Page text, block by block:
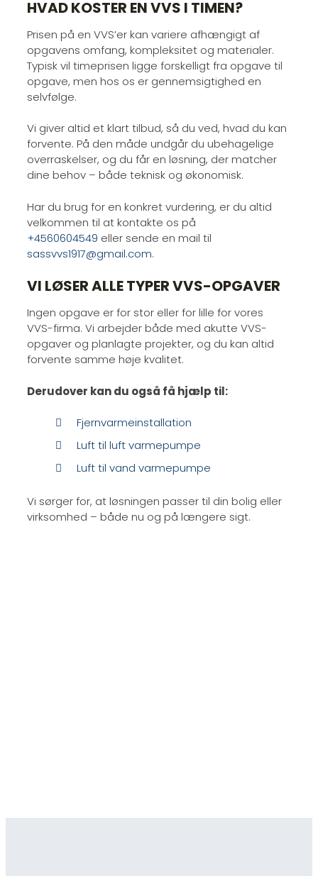
HVAD KOSTER EN VVS I TIMEN?
Prisen på en VVS’er kan variere afhængigt af
opgavens omfang, kompleksitet og materialer.
Typisk vil timeprisen ligge forskelligt fra opgave til
opgave, men hos os er gennemsigtighed en
selvfølge.
Vi giver altid et klart tilbud, så du ved, hvad du kan
forvente. På den måde undgår du ubehagelige
overraskelser, og du får en løsning, der matcher
dine behov – både teknisk og økonomisk.
Har du brug for en konkret vurdering, er du altid
velkommen til at kontakte os på
+4560604549 eller sende en mail til
sassvvs1917@gmail.com.
VI LØSER ALLE TYPER VVS-OPGAVER
Ingen opgave er for stor eller for lille for vores
VVS-firma. Vi arbejder både med akutte VVS-
opgaver og planlagte projekter, og du kan altid
forvente samme høje kvalitet.
Derudover kan du også få hjælp til:
Fjernvarmeinstallation
Luft til luft varmepumpe
Luft til vand varmepumpe
Vi sørger for, at løsningen passer til din bolig eller
virksomhed – både nu og på længere sigt.